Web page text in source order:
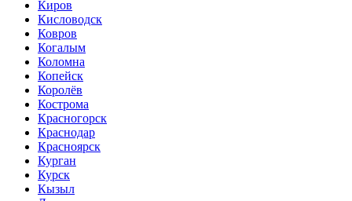
Киров
Кисловодск
Ковров
Когалым
Коломна
Копейск
Королёв
Кострома
Красногорск
Краснодар
Красноярск
Курган
Курск
Кызыл